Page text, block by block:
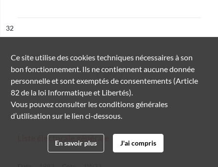
n°
32
Liste électorale générale
Ce site utilise descookiestechniques nécessaires à son
bon fonctionnement. Ils ne contiennent aucune donnée
personnelle et sont exemptés de consentements (Article
82 de la loi Informatique et Libertés).
Vous pouvez consulter les conditions générales
d’utilisation sur le lien ci-dessous.
En savoir plus J'ai compris